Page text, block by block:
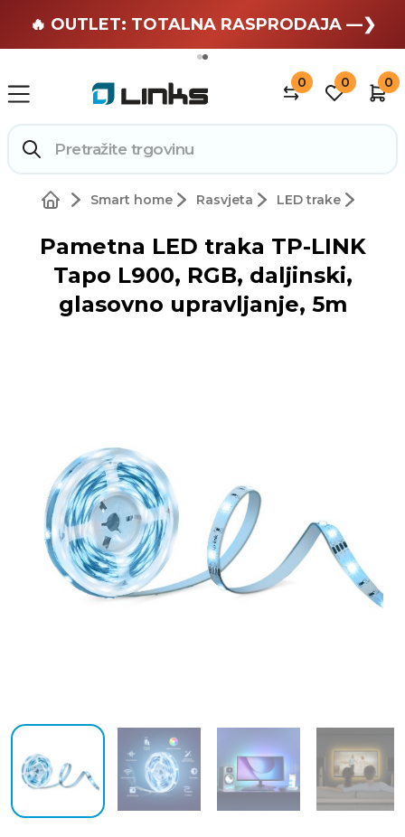
🏄 Zaslužuješ odmor —❯
🔥 OUTLET: TOTALNA RASPRODAJA —❯
0 0 0
Smart home Rasvjeta LED trake
Pametna LED traka TP-LINK
Tapo L900, RGB, daljinski,
glasovno upravljanje, 5m